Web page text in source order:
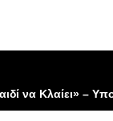
να Κλαίει» –